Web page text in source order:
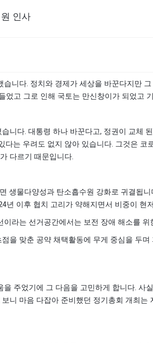
인사
습니다. 정치와 경제가 세상을 바꾼다지만
었고 그로 인해 국토는 만신창이가 되었고
습니다. 대통령 하나 바꾼다고, 정권이 교체
다는 우려도 없지 않아 있습니다. 그것은 코
다르기 때문입니다.
생물다양성과 탄소흡수원 강화로 귀결됩니
년 이후 협치 고리가 약해지면서 비중이 현
이라는 선거공간에서는 보전 장애 해소를
을 맞춘 공약 채택활동에 무게 중심을 두
주었기에 그 다음을 고민하게 합니다. 사
보니 마음 다잡아 준비했던 정기총회 개최는